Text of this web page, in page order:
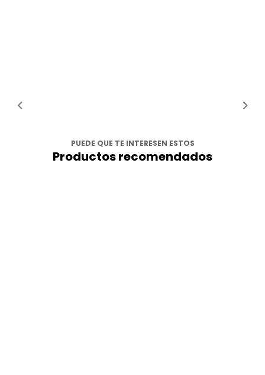
PUEDE QUE TE INTERESEN ESTOS
Productos recomendados